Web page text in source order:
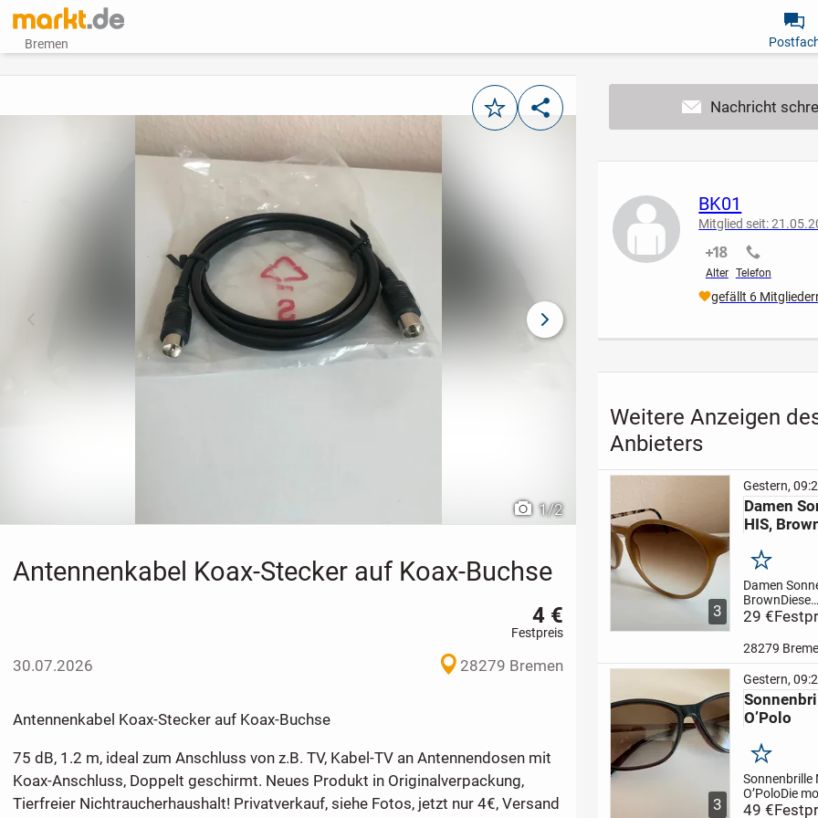
Bremen
MerkenTeilen
1/2
nächstes Bild
Antennenkabel Koax-Stecker auf Koax-Buchse
4 €
Festpreis
30.07.2026 28279 Bremen
Antennenkabel Koax-Stecker auf Koax-Buchse
75 dB, 1.2 m, ideal zum Anschluss von z.B. TV, Kabel-TV an Antennendosen mit
Koax-Anschluss, Doppelt geschirmt. Neues Produkt in Originalverpackung,
Tierfreier Nichtraucherhaushalt! Privatverkauf, siehe Fotos, jetzt nur 4€, Versand
BK01
Mitglied seit:
Alter
nicht verifiziert
Telefon
nicht
gefällt 6
Weitere Anzeigen
Anbieters
3
Gestern,
Damen
HIS,
Merken
Damen
BrownDiese
Sonnenbrille
perfekte
Strand, auf
Es gibt nur
Nachteil: Du
sicherlich
anderen...
29 €
28279
3
Gestern,
O’Polo
Merken
Sonnenbrille
O’PoloDie
Unisex-
49 €